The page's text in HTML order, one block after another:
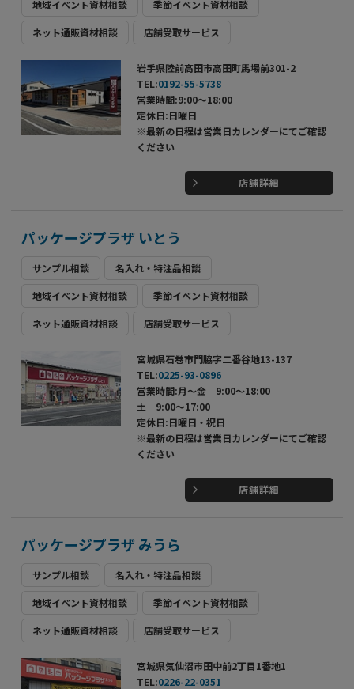
地域イベント資材相談 季節イベント資材相談
ネット通販資材相談 店舗受取サービス
岩手県陸前高田市高田町馬場前301-2
TEL:0192-55-5738
営業時間:9:00～18:00
定休日:日曜日
※最新の日程は営業日カレンダーにてご確認
ください
店舗詳細
パッケージプラザ いとう
サンプル相談 名入れ・特注品相談
地域イベント資材相談 季節イベント資材相談
ネット通販資材相談 店舗受取サービス
宮城県石巻市門脇字二番谷地13-137
TEL:0225-93-0896
営業時間:月～金 9:00～18:00
土 9:00～17:00
定休日:日曜日・祝日
※最新の日程は営業日カレンダーにてご確認
ください
店舗詳細
パッケージプラザ みうら
サンプル相談 名入れ・特注品相談
地域イベント資材相談 季節イベント資材相談
ネット通販資材相談 店舗受取サービス
宮城県気仙沼市田中前2丁目1番地1
TEL:0226-22-0351